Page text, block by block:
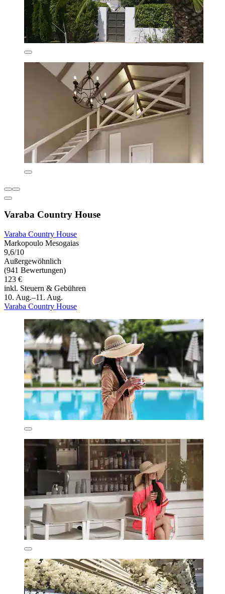
Varaba Country House
Varaba Country House
Markopoulo Mesogaias
9,6/10
Außergewöhnlich
(941 Bewertungen)
123 €
inkl. Steuern & Gebühren
10. Aug.–11. Aug.
Varaba Country House